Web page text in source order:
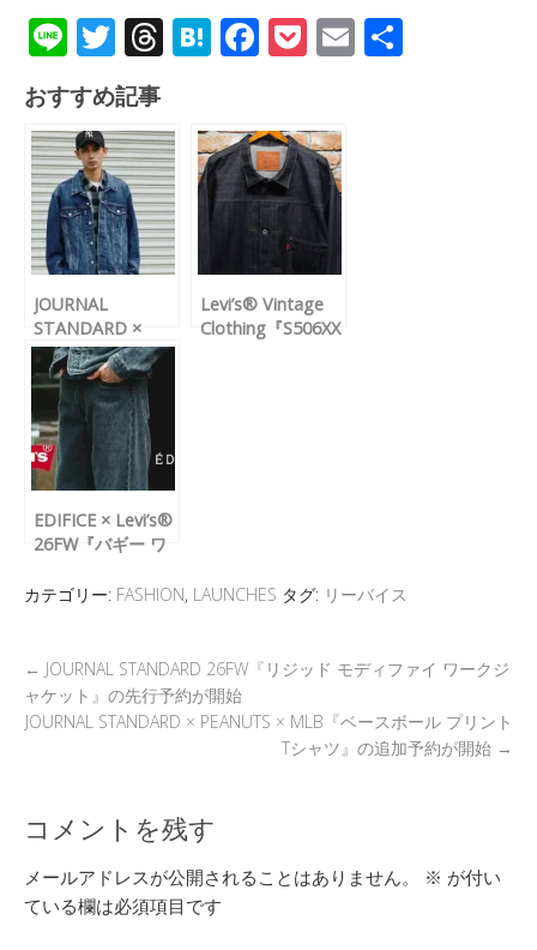
Li
n
e
T
wi
tt
er
T
a
d
s
H
n
a
F
b
o
o
k
P
et
E
おすすめ記事
JOURNAL
STANDARD ×
Levi’s®『Type III
Trucker Jacket
Selvedge Indigo』
が再販
Levi’s® Vintage
Clothing『S506XX
EDIFICE × Levi’s®
26FW『バギー ワ
常販売が開始
カテゴリー: FASHION, LAUNCHES タグ: リーバイス
← JOURNAL STANDARD 26FW『リジッド モディファイ ワークジ
ャケット』の先行予約が開始
JOURNAL STANDARD × PEANUTS × MLB『ベースボール プリント
Tシャツ』の追加予約が開始 →
コメントを残す
メールアドレスが公開されることはありません。 ※ が付い
ている欄は必須項目です